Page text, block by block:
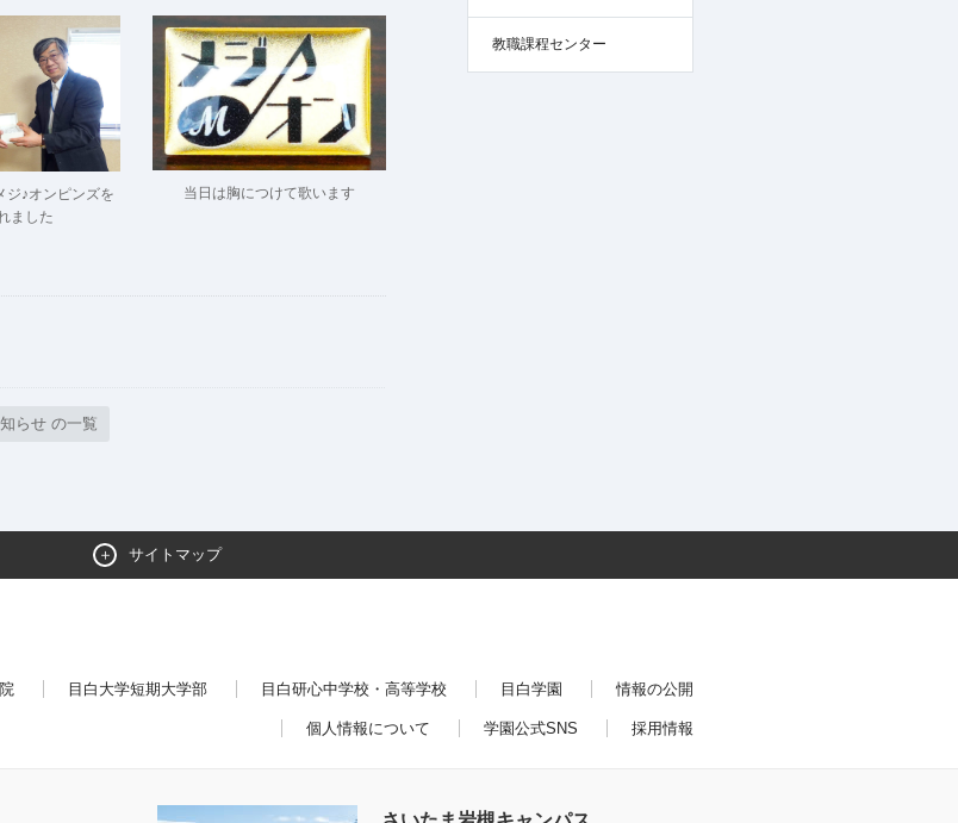
ジ♪オンピンズを
ました
当日は胸につけて歌います
らせ の一覧
教職課程センター
サイトマップ
目白大学短期大学部 目白研心中学校・高等学校 目白学園 情報の公開
個人情報について 学園公式SNS 採用情報